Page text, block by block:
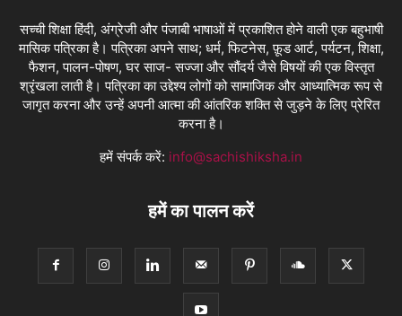
सच्ची शिक्षा हिंदी, अंग्रेजी और पंजाबी भाषाओं में प्रकाशित होने वाली एक बहुभाषी
मासिक पत्रिका है। पत्रिका अपने साथ; धर्म, फिटनेस, फ़ूड आर्ट, पर्यटन, शिक्षा,
फैशन, पालन-पोषण, घर साज- सज्जा और सौंदर्य जैसे विषयों की एक विस्तृत
श्रृंखला लाती है। पत्रिका का उद्देश्य लोगों को सामाजिक और आध्यात्मिक रूप से
जागृत करना और उन्हें अपनी आत्मा की आंतरिक शक्ति से जुड़ने के लिए प्रेरित
करना है।
हमें संपर्क करें: info@sachishiksha.in
हमें का पालन करें